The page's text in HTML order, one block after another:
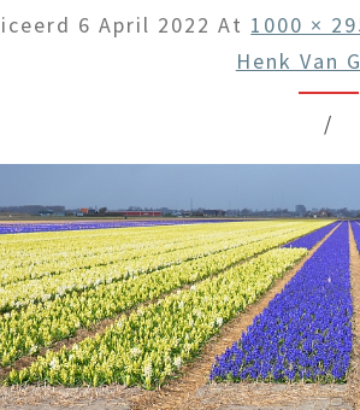
6 April 2022 At 1000 ×
Henk Van
/